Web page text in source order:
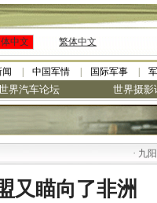
中文 繁体中文
闻 中国军情 国际军事
界汽车论坛 世界摄影
九阳全新免清
又瞄向了非洲